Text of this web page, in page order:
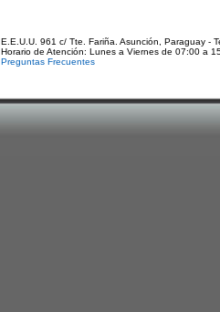
E.E.U.U. 961 c/ Tte. Fariña. Asunción, Paraguay -
Horario de Atención: Lunes a Viernes de 07:00 a
Preguntas Frecuentes